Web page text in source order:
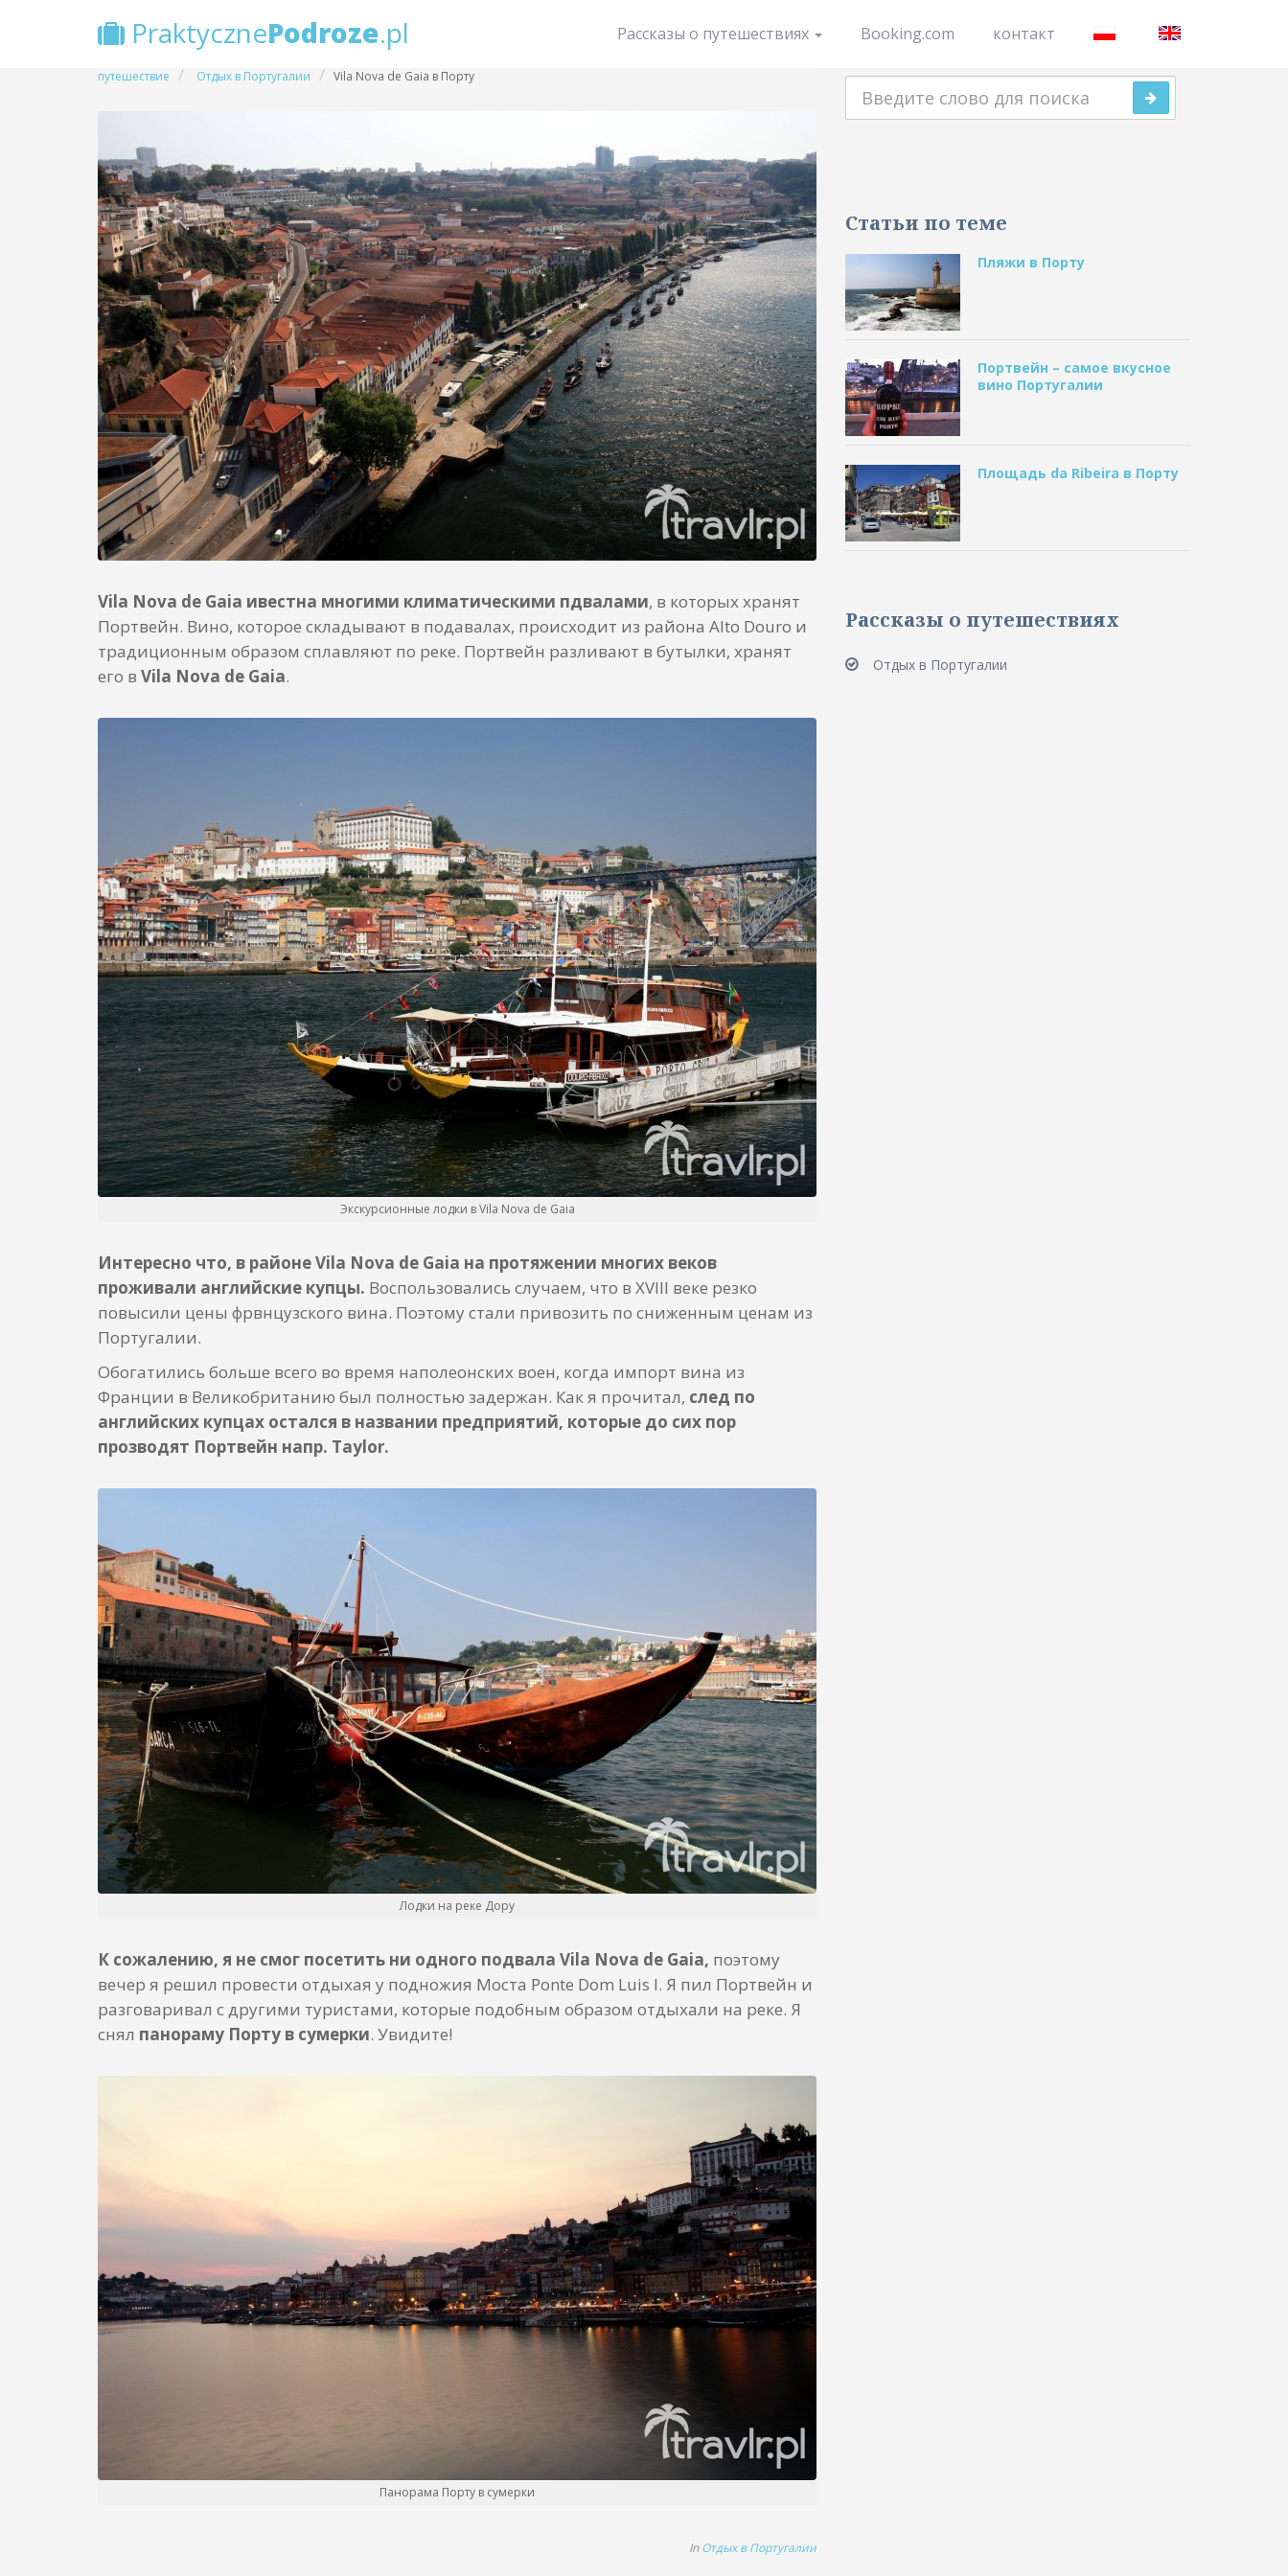
PraktycznePodroze.pl Рассказы о путешествиях Booking.com контакт
Vila Nova de Gaia в Порту
путешествие Отдых в Португалии Vila Nova de Gaia в Порту
Vila Nova de Gaia ивестна многими климатическими пдвалами, в которых хранят
Портвейн. Вино, которое складывают в подавалах, происходит из района Alto Douro и
традиционным образом сплавляют по реке. Портвейн разливают в бутылки, хранят
его в Vila Nova de Gaia.
Экскурсионные лодки в Vila Nova de Gaia
Интересно что, в районе Vila Nova de Gaia на протяжении многих веков
проживали английские купцы. Воспользовались случаем, что в XVIII веке резко
повысили цены фрвнцузского вина. Поэтому стали привозить по сниженным ценам из
Португалии.
Обогатились больше всего во время наполеонских воен, когда импорт вина из
Франции в Великобританию был полностью задержан. Как я прочитал, след по
английских купцах остался в названии предприятий, которые до сих пор
прозводят Портвейн напр. Taylor.
Лодки на реке Дору
К сожалению, я не смог посетить ни одного подвала Vila Nova de Gaia, поэтому
вечер я решил провести отдыхая у подножия Моста Ponte Dom Luis I. Я пил Портвейн и
разговаривал с другими туристами, которые подобным образом отдыхали на реке. Я
снял панораму Порту в сумерки. Увидите!
Панорама Порту в сумерки
InОтдых в Португалии
поиск
Статьи по теме
Пляжи в Порту
Портвейн – самое вкусное
вино Португалии
Площадь da Ribeira в Порту
Рассказы о путешествиях
Oтдых в Португалии